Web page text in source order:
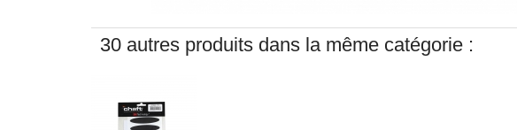
30 autres produits dans la même catégorie :